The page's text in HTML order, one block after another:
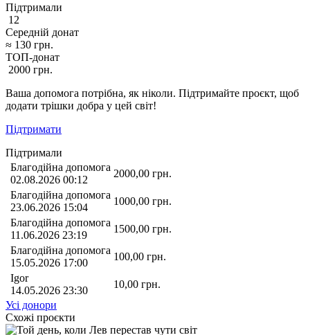
Підтримали
12
Середній донат
≈ 130 грн.
ТОП-донат
2000 грн.
Ваша допомога потрібна, як ніколи. Підтримайте проєкт, щоб
додати трішки добра у цей світ!
Підтримати
Підтримали
Благодійна допомога
02.08.2026 00:12
2000,00 грн.
Благодійна допомога
23.06.2026 15:04
1000,00 грн.
Благодійна допомога
11.06.2026 23:19
1500,00 грн.
Благодійна допомога
15.05.2026 17:00
100,00 грн.
Igor
14.05.2026 23:30
10,00 грн.
Усі донори
Схожі проєкти